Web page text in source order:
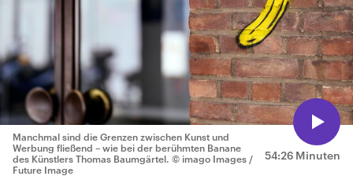
54:26 Minuten
Manchmal sind die Grenzen zwischen Kunst und
Werbung fließend – wie bei der berühmten Banane
des Künstlers Thomas Baumgärtel. © imago Images /
Future Image